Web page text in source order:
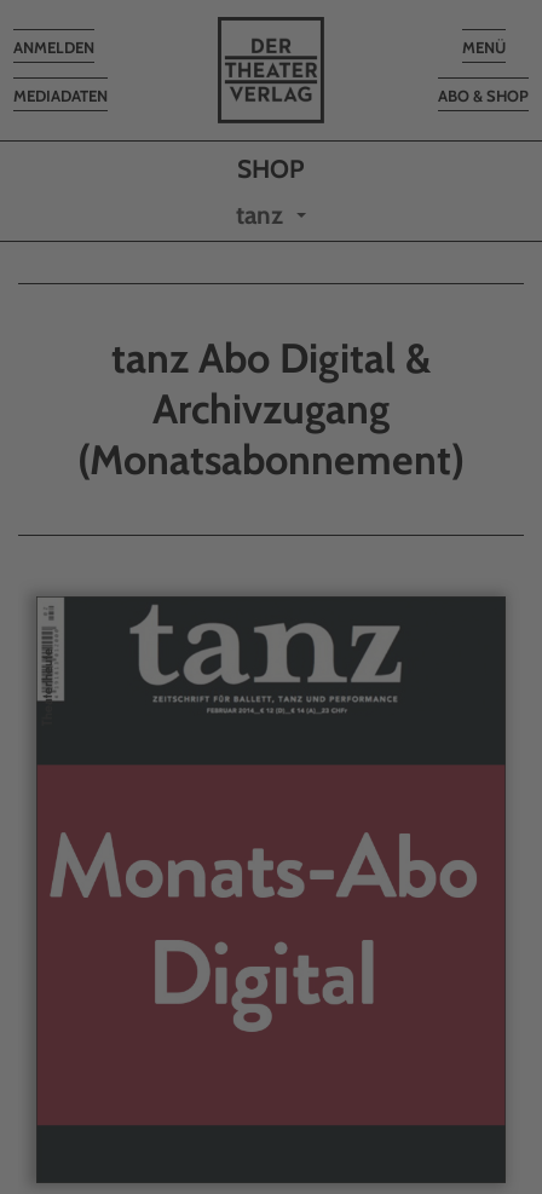
Toggle
MENÜ
ABO & SHOP
MEDIADATEN
Toggle
navigation
ANMELDEN
tanz
tanz Abo Digital &
Archivzugang
(Monatsabonnement)